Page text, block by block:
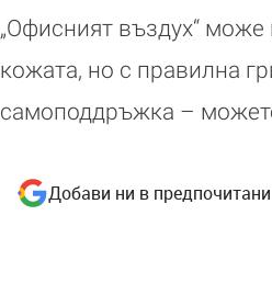
„Офисният въздух“
кожата, но с правилна
самоподдръжка –
Добави ни в